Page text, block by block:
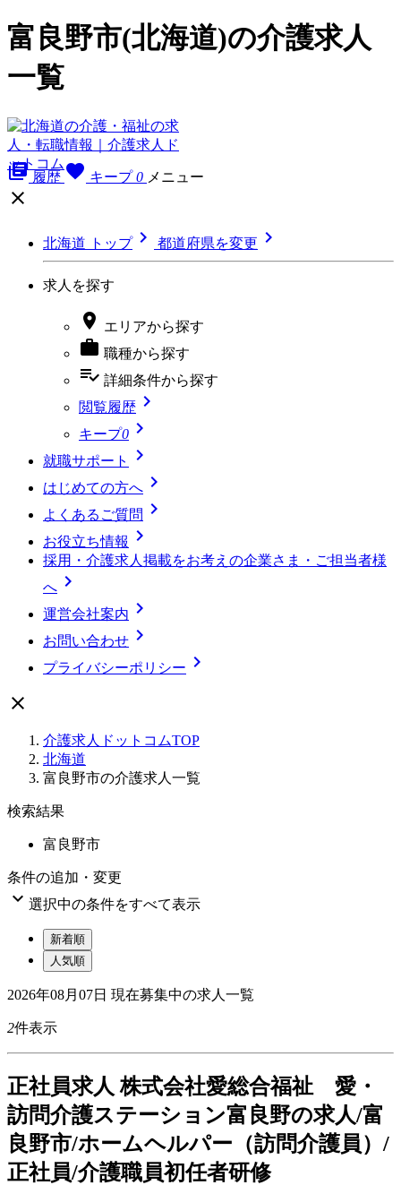
富良野市(北海道)の介護求人
一覧
library_books 履歴 favorite キープ 0 メニュー

北海道 トップ 都道府県を変更 
求人を探す
 エリアから探す
 職種から探す
playlist_add_check 詳細条件から探す
閲覧履歴 
キープ0 
就職サポート 
はじめての方へ 
よくあるご質問 
お役立ち情報 
採用・介護求人掲載をお考えの企業さま・ご担当者様
へ 
運営会社案内 
お問い合わせ 
プライバシーポリシー 

介護求人ドットコムTOP
北海道
富良野市の介護求人一覧
検索結果
富良野市
条件の追加・変更
 選択中の条件をすべて表示
新着順
人気順
2026年08月07日 現在募集中の求人一覧
2件表示
正社員求人 株式会社愛総合福祉 愛・
訪問介護ステーション富良野の求人/富
良野市/ホームヘルパー（訪問介護員）/
正社員/介護職員初任者研修